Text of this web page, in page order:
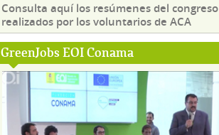
Consulta aquí los resúmenes del congreso
realizados por los voluntarios de ACA
GreenJobs EOI Conama